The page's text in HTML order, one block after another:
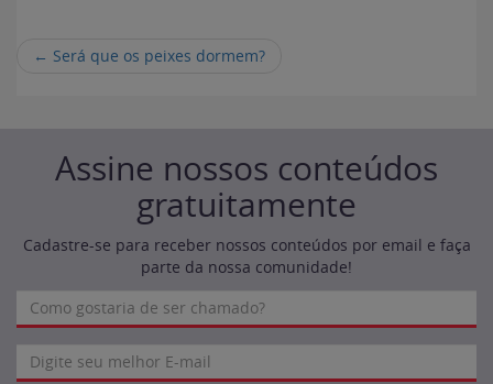
← Será que os peixes dormem?
Assine nossos conteúdos
gratuitamente
Cadastre-se para receber nossos conteúdos por email e faça
parte da nossa comunidade!